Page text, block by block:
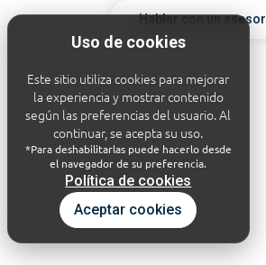
Hablar con un asesor
Uso de cookies
Este sitio utiliza cookies para mejorar
la experiencia y mostrar contenido
según las preferencias del usuario. Al
continuar, se acepta su uso.
*Para deshabilitarlas puede hacerlo desde
el navegador de su preferencia.
Política de cookies
Aceptar cookies